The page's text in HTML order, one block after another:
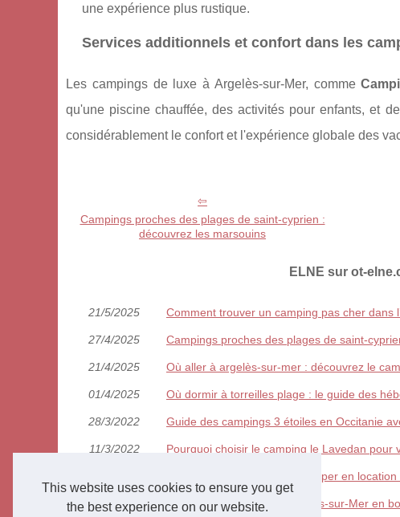
This website uses cookies to ensure you get
the best experience on our website.
une expérience plus rustique.
Services additionnels et confort dans les
Les campings de luxe à Argelès-sur-Mer, comme
qu'une piscine chauffée, des activités pour enfants, et
considérablement le confort et l'expérience globale des
Campings proches des plages de saint-cyprien :
découvrez les marsouins
ELNE sur ot-
21/5/2025 Comment trouver un camping pas cher dans
27/4/2025 Campings proches des plages de saint-
21/4/2025 Où aller à argelès-sur-mer : découvrez le
01/4/2025 Où dormir à torreilles plage : le guide des
28/3/2022 Guide des campings 3 étoiles en Occitanie
11/3/2022 Pourquoi choisir le camping le Lavedan
Les plus beaux lieux pour camper en
19/1/2022 Choisir un camping sur Argelès-sur-Mer en